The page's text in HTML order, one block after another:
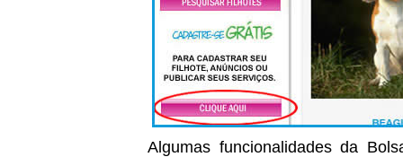
Algumas funcionalidades da